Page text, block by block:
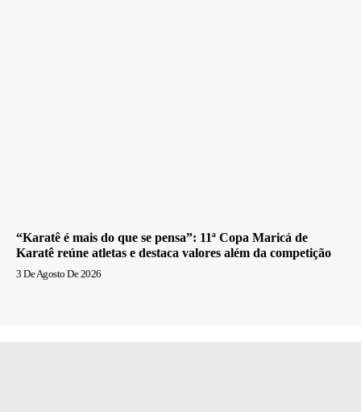
“Karatê é mais do que se pensa”: 11ª Copa Maricá de
Karatê reúne atletas e destaca valores além da competição
3 De Agosto De 2026